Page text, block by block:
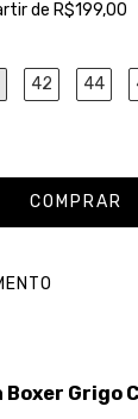
de R$199,00
42 44
Boxer Grigo